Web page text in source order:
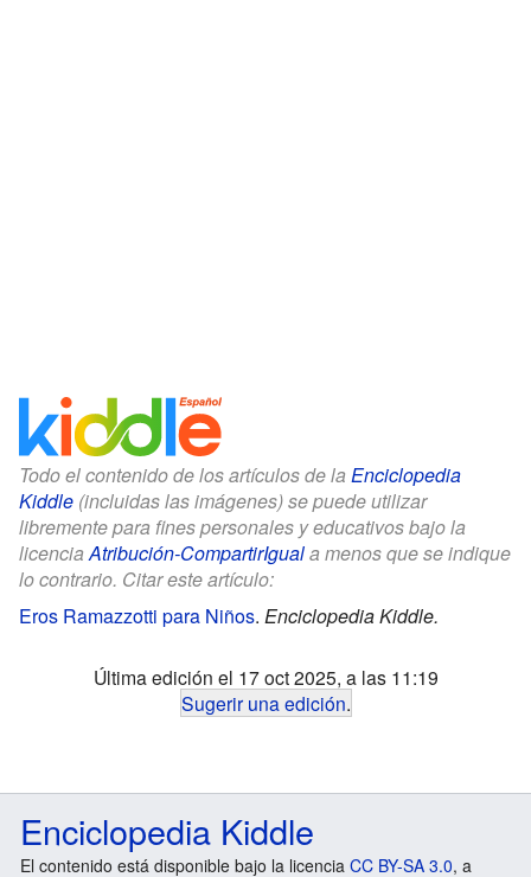
Todo el contenido de los artículos de la Enciclopedia
Kiddle (incluidas las imágenes) se puede utilizar
libremente para fines personales y educativos bajo la
licencia Atribución-CompartirIguala menos que se indique
lo contrario. Citar este artículo:
Eros Ramazzotti para Niños. Enciclopedia Kiddle.
Última edición el 17 oct 2025, a las 11:19
Sugerir una edición.
Enciclopedia Kiddle
El contenido está disponible bajo la licencia CC BY-SA 3.0, a